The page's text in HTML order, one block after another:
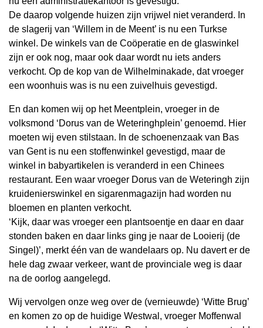
De daarop volgende huizen zijn vrijwel niet veranderd. In
de slagerij van ‘Willem in de Meent’ is nu een Turkse
winkel. De winkels van de Coöperatie en de glaswinkel
zijn er ook nog, maar ook daar wordt nu iets anders
verkocht. Op de kop van de Wilhelminakade, dat vroeger
een woonhuis was is nu een zuivelhuis gevestigd.
En dan komen wij op het Meentplein, vroeger in de
volksmond ‘Dorus van de Weteringhplein’ genoemd. Hier
moeten wij even stilstaan. In de schoenenzaak van Bas
van Gent is nu een stoffenwinkel gevestigd, maar de
winkel in babyartikelen is veranderd in een Chinees
restaurant. Een waar vroeger Dorus van de Weteringh zijn
kruidenierswinkel en sigarenmagazijn had worden nu
bloemen en planten verkocht.
‘Kijk, daar was vroeger een plantsoentje en daar en daar
stonden baken en daar links ging je naar de Looierij (de
Singel)’, merkt één van de wandelaars op. Nu davert er de
hele dag zwaar verkeer, want de provinciale weg is daar
na de oorlog aangelegd.
Wij vervolgen onze weg over de (vernieuwde) ‘Witte Brug’
en komen zo op de huidige Westwal, vroeger Moffenwal